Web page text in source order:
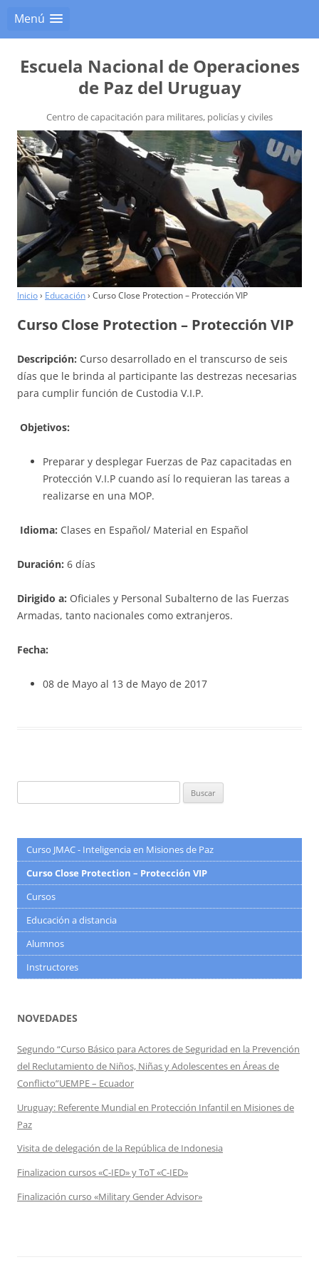
Menú
Escuela Nacional de Operaciones
de Paz del Uruguay
Centro de capacitación para militares, policías y civiles
Inicio › Educación › Curso Close Protection – Protección VIP
Curso Close Protection – Protección VIP
Descripción: Curso desarrollado en el transcurso de seis
días que le brinda al participante las destrezas necesarias
para cumplir función de Custodia V.I.P.
Objetivos:
Preparar y desplegar Fuerzas de Paz capacitadas en
Protección V.I.P cuando así lo requieran las tareas a
realizarse en una MOP.
Idioma: Clases en Español/ Material en Español
Duración: 6 días
Dirigido a: Oficiales y Personal Subalterno de las Fuerzas
Armadas, tanto nacionales como extranjeros.
Fecha:
08 de Mayo al 13 de Mayo de 2017
Curso JMAC - Inteligencia en Misiones de Paz
Curso Close Protection – Protección VIP
Cursos
Educación a distancia
Alumnos
Instructores
NOVEDADES
Segundo “Curso Básico para Actores de Seguridad en la Prevención
del Reclutamiento de Niños, Niñas y Adolescentes en Áreas de
Conflicto”UEMPE – Ecuador
Uruguay: Referente Mundial en Protección Infantil en Misiones de
Paz
Visita de delegación de la República de Indonesia
Finalizacion cursos «C-IED» y ToT «C-IED»
Finalización curso «Military Gender Advisor»